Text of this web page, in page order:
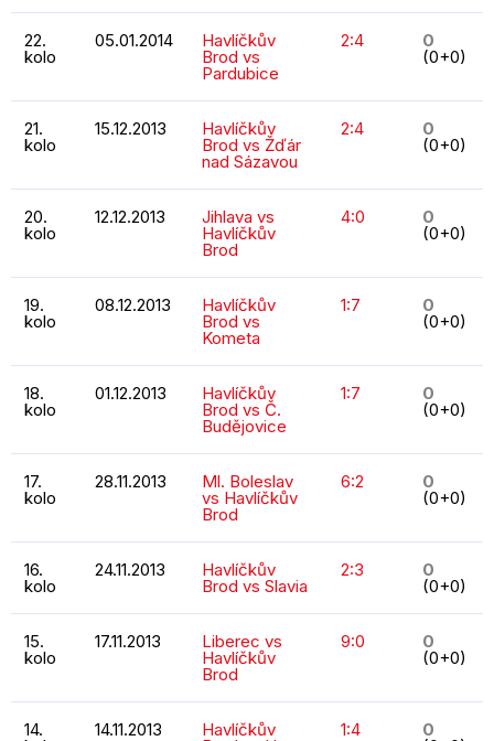
22.
kolo
05.01.2014 Havlíčkův
Brod vs
Pardubice
2:4 0
(0+0)
21.
kolo
15.12.2013 Havlíčkův
Brod vs Žďár
nad Sázavou
2:4 0
(0+0)
20.
kolo
12.12.2013 Jihlava vs
Havlíčkův
Brod
4:0 0
(0+0)
19.
kolo
08.12.2013 Havlíčkův
Brod vs
Kometa
1:7 0
(0+0)
18.
kolo
01.12.2013 Havlíčkův
Brod vs Č.
Budějovice
1:7 0
(0+0)
17.
kolo
28.11.2013 Ml. Boleslav
vs Havlíčkův
Brod
6:2 0
(0+0)
16.
kolo
24.11.2013 Havlíčkův
Brod vs Slavia
2:3 0
(0+0)
15.
kolo
17.11.2013 Liberec vs
Havlíčkův
Brod
9:0 0
(0+0)
14. 14.11.2013 Havlíčkův 1:4 0